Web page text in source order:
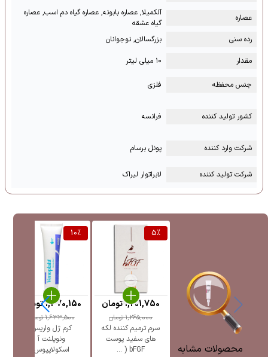
عصاره
آلکمیلا, عصاره بابونه, عصاره گیاه دم اسب, عصاره
گیاه عشقه
رده سنی
بزرگسالان, نوجوانان
مقدار
۱۰ میلی لیتر
جنس محفظه فلزی
کشور تولید کننده فرانسه
شرکت وارد کننده پونل برسام
شرکت تولید کننده لابراتوار لیراک
محصولات مشابه
5%
سرم ترمیم کننده لکه
های سفید پوست
bFGF ( ...
1,265,000تومان
1,201,750تومان
10%
کرم ژل واریس
ونوپلنت آ
اسکولاپیوس
1,633,500تومان
1,470,150تومان